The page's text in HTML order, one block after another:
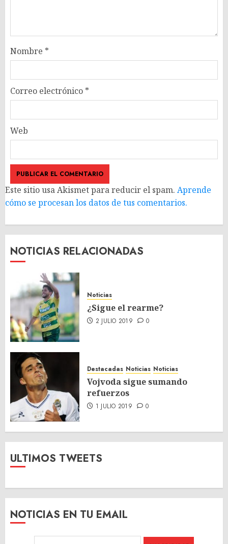
Nombre *
Correo electrónico *
Web
Este sitio usa Akismet para reducir el spam. Aprende
cómo se procesan los datos de tus comentarios.
NOTICIAS RELACIONADAS
Noticias
¿Sigue el rearme?
2 JULIO 2019 0
Destacadas Noticias Noticias
Vojvoda sigue sumando
refuerzos
1 JULIO 2019 0
ULTIMOS TWEETS
NOTICIAS EN TU EMAIL